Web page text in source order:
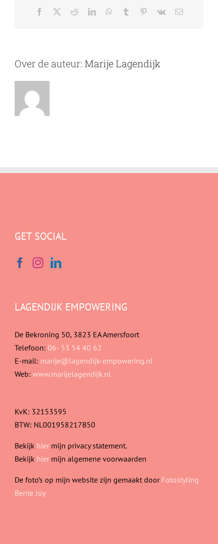
Facebook RedditLinkedInWhatsApp
Tumblr Pinterest
Vk
E-
Over de auteur: Marije Lagendijk
GET SOCIAL
LAGENDIJK EMPOWERING
De Bekroning 50, 3823 EA Amersfoort
Telefoon: 06- 53 54 40 62
E-mail: marije@lagendijk-empowering.nl
Web: www.marijelagendijk.nl
KvK: 32153595
BTW: NL001958217B50
Bekijk hier mijn privacy statement.
Bekijk hier mijn algemene voorwaarden
De foto’s op mijn website zijn gemaakt door Fotostyling
Bente Joy